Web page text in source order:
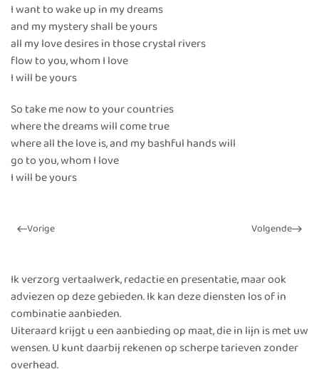
I want to wake up in my dreams
and my mystery shall be yours
all my love desires in those crystal rivers
flow to you, whom I love
I will be yours
So take me now to your countries
where the dreams will come true
where all the love is, and my bashful hands will
go to you, whom I love
I will be yours
Vorige Volgende
Ik verzorg vertaalwerk, redactie en presentatie, maar ook
adviezen op deze gebieden. Ik kan deze diensten los of in
combinatie aanbieden.
Uiteraard krijgt u een aanbieding op maat, die in lijn is met uw
wensen. U kunt daarbij rekenen op scherpe tarieven zonder
overhead.